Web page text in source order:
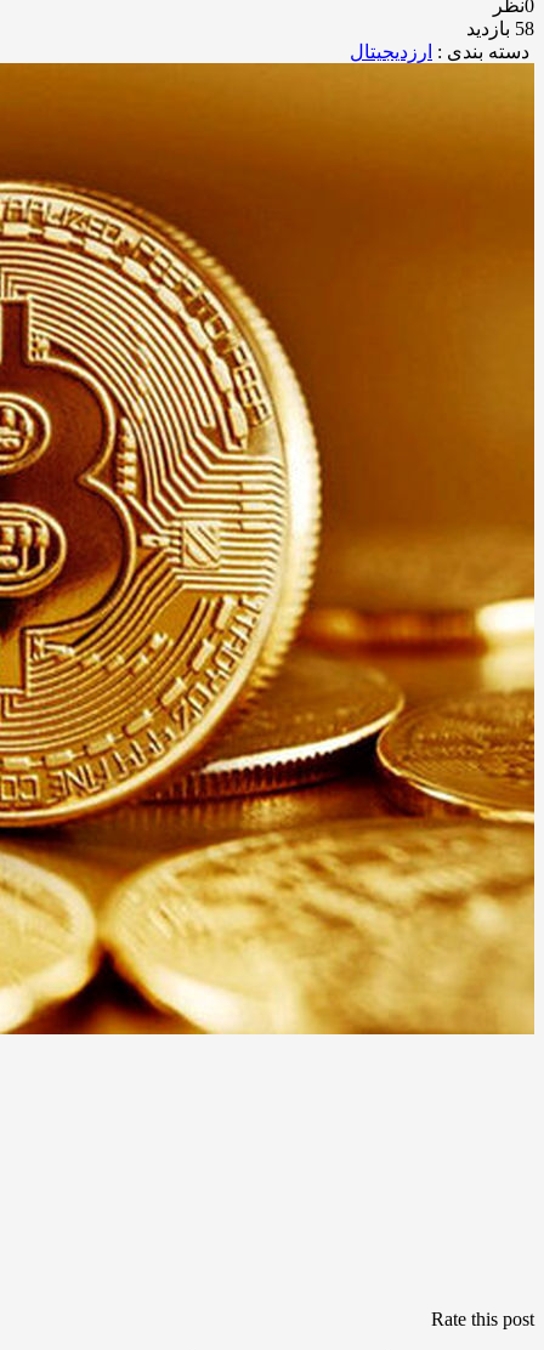
0نظر
58 بازدید
دسته بندی : ارزدیجیتال
Rate this post